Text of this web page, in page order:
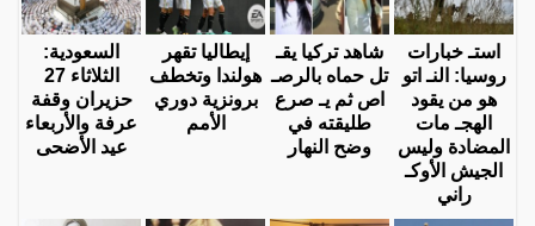
استـ خبارات
روسيا: النـ اتو
هو من يقود
الهجـ مات
المضادة وليس
الجيش الأوكـ
راني
شاهد تركيا يقـ
تل حماه بالرصـ
اص ثم يـ صرع
طليقته في
وضح النهار
إيطاليا تقهر
هولندا وتخطف
برونزية دوري
الأمم
السعودية:
الثلاثاء 27
حزيران وقفة
عرفة والأربعاء
عيد الأضحى